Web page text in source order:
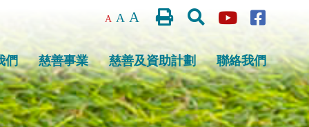
A A A 列印 搜尋
們 慈善事業 慈善及資助計劃 聯絡我們